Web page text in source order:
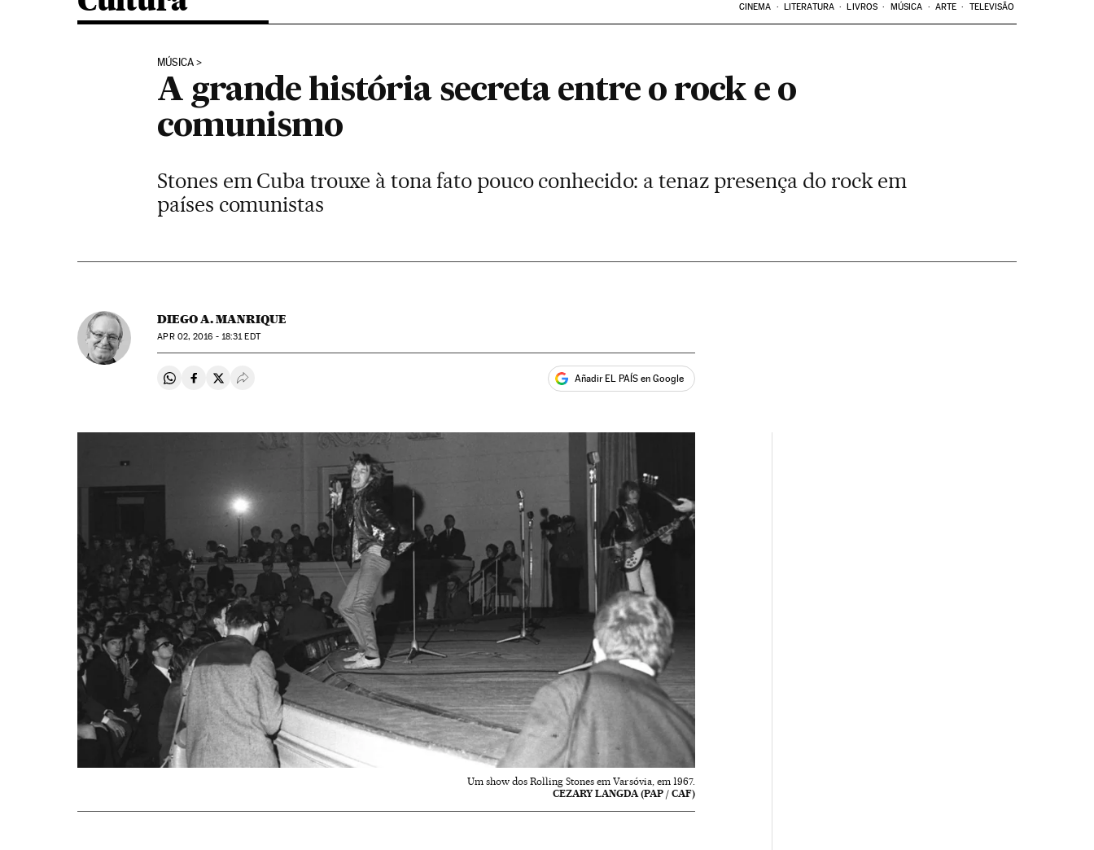
CINEMA LITERATURA LIVROS MÚSICA ARTE TELEVISÃO
MÚSICA
A grande história secreta entre o rock e o
comunismo
Stones em Cuba trouxe à tona fato pouco conhecido: a tenaz presença do rock em
países comunistas
DIEGO A. MANRIQUE
APR02, 2016 - 18:31EDT
Compartir en Whatsapp
Compartir en Facebook
Compartir en Twitter
Desplegar Redes Sociales Añadir EL PAÍS en Google
Um show dos Rolling Stones em Varsóvia, em 1967.
CEZARY LANGDA (PAP / CAF)